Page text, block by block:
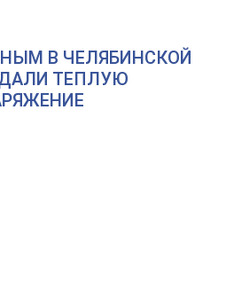
В ЧЕЛЯБИНСКОЙ
ТЕПЛУЮ